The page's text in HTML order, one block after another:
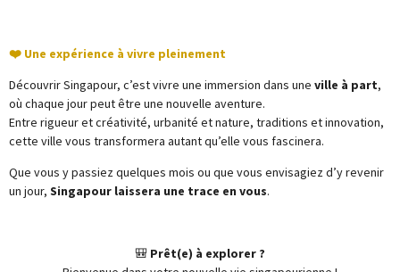
❤️ Une expérience à vivre pleinement
Découvrir Singapour, c’est vivre une immersion dans une ville à part,
où chaque jour peut être une nouvelle aventure.
Entre rigueur et créativité, urbanité et nature, traditions et innovation,
cette ville vous transformera autant qu’elle vous fascinera.
Que vous y passiez quelques mois ou que vous envisagiez d’y revenir
un jour, Singapour laissera une trace en vous.
🎒 Prêt(e) à explorer ?